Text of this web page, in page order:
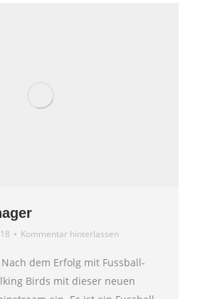
Kommentar hinterlassen
dem Erfolg mit Fussball-
Birds mit dieser neuen